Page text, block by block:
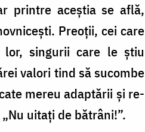
printre aceștia se află,
Preoții, cei care
singurii care le știu
valori tind să sucombe
mereu adaptării și re-
uitați de bătrâni!”.